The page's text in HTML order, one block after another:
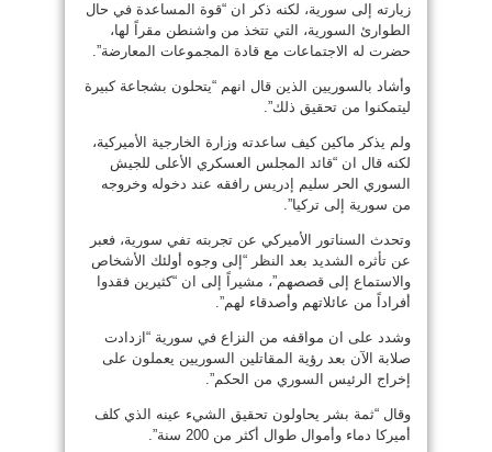
زيارته إلى سورية، لكنه ذكر ان “قوة المساعدة في حال
الطوارئ السورية، التي تتخذ من واشنطن مقراً لها،
حضرت له الاجتماعات مع قادة المجموعات المعارضة”.
وأشاد بالسوريين الذين قال انهم “يتحلون بشجاعة كبيرة
ليتمكنوا من تحقيق ذلك”.
ولم يذكر ماكين كيف ساعدته وزارة الخارجية الأميركية،
لكنه قال ان “قائد المجلس العسكري الأعلى للجيش
السوري الحر سليم إدريس رافقه عند دخوله وخروجه
من سورية إلى تركيا”.
وتحدث السناتور الأميركي عن تجربته تفي سورية، فعبر
عن تأثره الشديد بعد النظر “إلى وجوه أولئك الأشخاص
والاستماع إلى قصصهم”، مشيراً إلى ان “كثيرين فقدوا
أفراداً من عائلاتهم وأصدقاء لهم”.
وشدد على ان مواقفه من النزاع في سورية “ازدادت
صلابة الآن بعد رؤية المقاتلين السوريين يعملون على
إخراج الرئيس السوري من الحكم”.
وقال “ثمة بشر يحاولون تحقيق الشيء عينه الذي كلف
أميركا دماء وأموال طوال أكثر من 200 سنة”.